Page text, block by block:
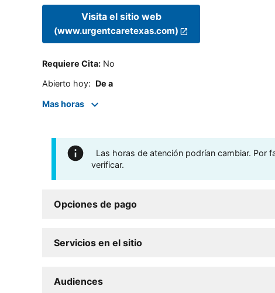
Visita el sitio web
(www.urgentcaretexas.com)
Requiere Cita: No
Abierto hoy: De a
Mas horas
Las horas de atención podrían cambiar. Por
verificar.
Opciones de pago
Servicios en el sitio
Audiences